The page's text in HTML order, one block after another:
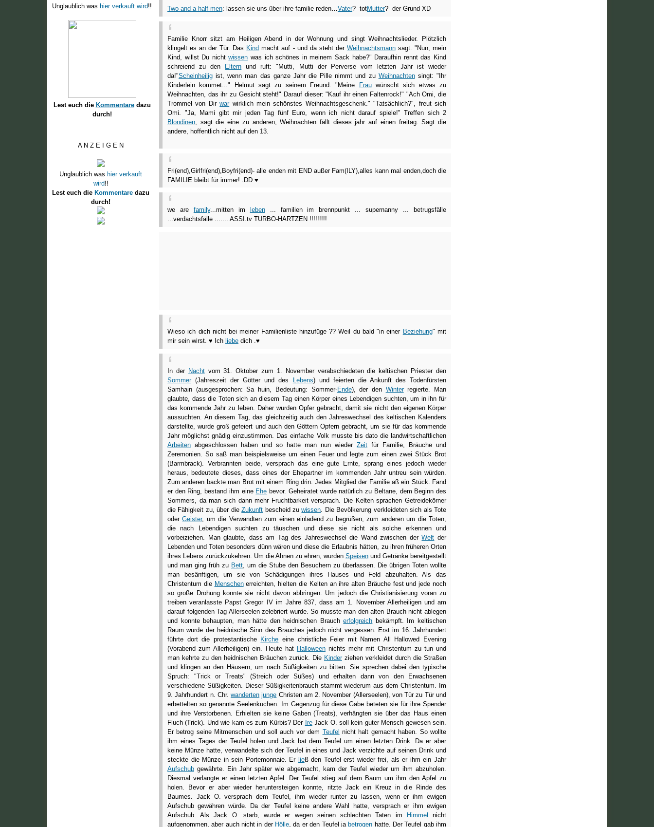
Unglaublich was hier verkauft wird!!
Lest euch die Kommentaredazu
durch!
A N Z E I G E N
Unglaublich was hier verkauft
wird!!
Lest euch die Kommentare dazu
durch!
Two and a half men: lassen sie uns über ihre familie reden…Vater? -totMutter? -der Grund XD
Familie Knorr sitzt am Heiligen Abend in der Wohnung und singt Weihnachtslieder. Plötzlich
klingelt es an der Tür. Das Kind macht auf - und da steht der Weihnachtsmannsagt: "Nun, mein
Kind, willst Du nichtwissen was ich schönes in meinem Sack habe?" Daraufhin rennt das Kind
schreiend zu den Eltern und ruft: "Mutti, Mutti der Perverse vom letzten Jahr ist wieder
da!"Scheinheilig ist, wenn man das ganze Jahr die Pille nimmt und zu Weihnachtensingt: "Ihr
Kinderlein kommet..." Helmut sagt zu seinem Freund: "Meine Frauwünscht sich etwas zu
Weihnachten, das ihr zu Gesicht steht!" Darauf dieser: "Kauf ihr einen Faltenrock!" "Ach Omi, die
Trommel von Dirwarwirklich mein schönstes Weihnachtsgeschenk." "Tatsächlich?", freut sich
Omi. "Ja, Mami gibt mir jeden Tag fünf Euro, wenn ich nicht darauf spiele!" Treffen sich 2
Blondinen , sagt die eine zu anderen, Weihnachten fällt dieses jahr auf einen freitag. Sagt die
andere, hoffentlich nicht auf den 13.
Fri(end),Girlfri(end),Boyfri(end)- alle enden mit END außer Fam(ILY),alles kann mal enden,doch die
FAMILIE bleibt für immer! :DD ♥
we are family...mitten im leben... familien im brennpunkt ... supernanny ... betrugsfälle
...verdachtsfälle ....... ASSI.tv TURBO-HARTZEN !!!!!!!!!
Wieso ich dich nicht bei meiner Familienliste hinzufüge ?? Weil du bald "in einer Beziehung" mit
mir sein wirst. ♥ Ich liebe dich .♥
In der Nachtvom 31. Oktober zum 1. November verabschiedeten die keltischen Priester den
Sommer(Jahreszeit der Götter und des Lebens) und feierten die Ankunft des Todenfürsten
Samhain (ausgesprochen: Sa huin, Bedeutung: Sommer-Ende), der den Winterregierte. Man
glaubte, dass die Toten sich an diesem Tag einen Körper eines Lebendigen suchten, um in ihn für
das kommende Jahr zu leben. Daher wurden Opfer gebracht, damit sie nicht den eigenen Körper
aussuchten. An diesem Tag, das gleichzeitig auch den Jahreswechsel des keltischen Kalenders
darstellte, wurde groß gefeiert und auch den Göttern Opfern gebracht, um sie für das kommende
Jahr möglichst gnädig einzustimmen. Das einfache Volk musste bis dato die landwirtschaftlichen
Arbeiten abgeschlossen haben und so hatte man nun wieder Zeit für Familie, Bräuche und
Zeremonien. So saß man beispielsweise um einen Feuer und legte zum einen zwei Stück Brot
(Barmbrack). Verbrannten beide, versprach das eine gute Ernte, sprang eines jedoch wieder
heraus, bedeutete dieses, dass eines der Ehepartner im kommenden Jahr untreu sein würden.
Zum anderen backte man Brot mit einem Ring drin. Jedes Mitglied der Familie aß ein Stück. Fand
er den Ring, bestand ihm eine Ehe bevor. Geheiratet wurde natürlich zu Beltane, dem Beginn des
Sommers, da man sich dann mehr Fruchtbarkeit versprach. Die Kelten sprachen Getreidekörner
die Fähigkeit zu, über dieZukunft bescheid zuwissen . Die Bevölkerung verkleideten sich als Tote
oderGeister, um die Verwandten zum einen einladend zu begrüßen, zum anderen um die Toten,
die nach Lebendigen suchten zu täuschen und diese sie nicht als solche erkennen und
vorbeiziehen. Man glaubte, dass am Tag des Jahreswechsel die Wand zwischen derWelt der
Lebenden und Toten besonders dünn wären und diese die Erlaubnis hätten, zu ihren früheren Orten
ihres Lebens zurückzukehren. Um die Ahnen zu ehren, wurden Speisen und Getränke bereitgestellt
und man ging früh zu Bett , um die Stube den Besuchern zu überlassen. Die übrigen Toten wollte
man besänftigen, um sie von Schädigungen ihres Hauses und Feld abzuhalten. Als das
Christentum die Menschenerreichten, hielten die Kelten an ihre alten Bräuche fest und jede noch
so große Drohung konnte sie nicht davon abbringen. Um jedoch die Christianisierung voran zu
treiben veranlasste Papst Gregor IV im Jahre 837, dass am 1. November Allerheiligen und am
darauf folgenden Tag Allerseelen zelebriert wurde. So musste man den alten Brauch nicht ablegen
und konnte behaupten, man hätte den heidnischen Braucherfolgreich bekämpft. Im keltischen
Raum wurde der heidnische Sinn des Brauches jedoch nicht vergessen. Erst im 16. Jahrhundert
führte dort die protestantische Kirche eine christliche Feier mit Namen All Hallowed Evening
(Vorabend zum Allerheiligen) ein. Heute hat Halloweennichts mehr mit Christentum zu tun und
man kehrte zu den heidnischen Bräuchen zurück. Die Kinderziehen verkleidet durch die Straßen
und klingen an den Häusern, um nach Süßigkeiten zu bitten. Sie sprechen dabei den typische
Spruch: "Trick or Treats" (Streich oder Süßes) und erhalten dann von den Erwachsenen
verschiedene Süßigkeiten. Dieser Süßigkeitenbrauch stammt wiederum aus dem Christentum. Im
9. Jahrhundert n. Chr.wanderten junge Christen am 2. November (Allerseelen), von Tür zu Tür und
erbettelten so genannte Seelenkuchen. Im Gegenzug für diese Gabe beteten sie für ihre Spender
und ihre Verstorbenen. Erhielten sie keine Gaben (Treats), verhängten sie über das Haus einen
Fluch (Trick). Und wie kam es zum Kürbis? Der IreJack O. soll kein guter Mensch gewesen sein.
Er betrog seine Mitmenschen und soll auch vor dem Teufel nicht halt gemacht haben. So wollte
ihm eines Tages der Teufel holen und Jack bat dem Teufel um einen letzten Drink. Da er aber
keine Münze hatte, verwandelte sich der Teufel in eines und Jack verzichte auf seinen Drink und
steckte die Münze in sein Portemonnaie. Er ließ den Teufel erst wieder frei, als er ihm ein Jahr
Aufschub gewährte. Ein Jahr später wie abgemacht, kam der Teufel wieder um ihm abzuholen.
Diesmal verlangte er einen letzten Apfel. Der Teufel stieg auf dem Baum um ihm den Apfel zu
holen. Bevor er aber wieder heruntersteigen konnte, ritzte Jack ein Kreuz in die Rinde des
Baumes. Jack O. versprach dem Teufel, ihm wieder runter zu lassen, wenn er ihm ewigen
Aufschub gewähren würde. Da der Teufel keine andere Wahl hatte, versprach er ihm ewigen
Aufschub. Als Jack O. starb, wurde er wegen seinen schlechten Taten im Himmel nicht
aufgenommen, aber auch nicht in der Hölle , da er den Teufel jabetrogen hatte. Der Teufel gab ihm